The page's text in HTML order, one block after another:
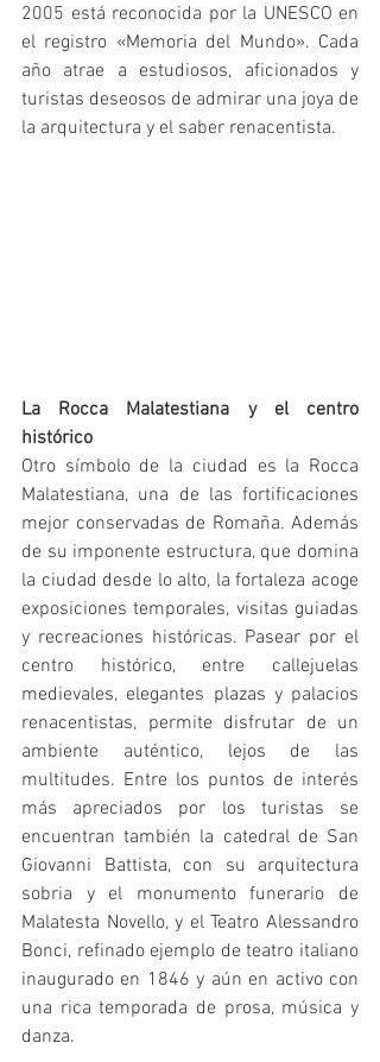
2005 está reconocida por la UNESCO en
el registro «Memoria del Mundo». Cada
año atrae a estudiosos, aficionados y
turistas deseosos de admirar una joya de
la arquitectura y el saber renacentista.
La Rocca Malatestiana y el centro
histórico
Otro símbolo de la ciudad es la Rocca
Malatestiana, una de las fortificaciones
mejor conservadas de Romaña. Además
de su imponente estructura, que domina
la ciudad desde lo alto, la fortaleza acoge
exposiciones temporales, visitas guiadas
y recreaciones históricas. Pasear por el
centro histórico, entre callejuelas
medievales, elegantes plazas y palacios
renacentistas, permite disfrutar de un
ambiente auténtico, lejos de las
multitudes. Entre los puntos de interés
más apreciados por los turistas se
encuentran también la catedral de San
Giovanni Battista, con su arquitectura
sobria y el monumento funerario de
Malatesta Novello, y el Teatro Alessandro
Bonci, refinado ejemplo de teatro italiano
inaugurado en 1846 y aún en activo con
una rica temporada de prosa, música y
danza.